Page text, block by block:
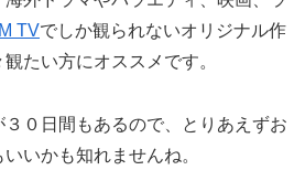
TVでしか観られないオリジナル作
たい方にオススメです。
０日間もあるので、とりあえずお
いかも知れませんね。